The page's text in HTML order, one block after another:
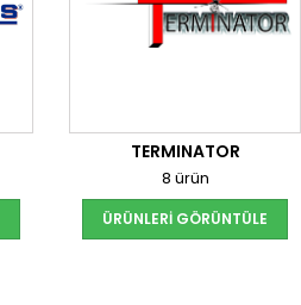
TERMINATOR
8 ürün
ÜRÜNLERI GÖRÜNTÜLE